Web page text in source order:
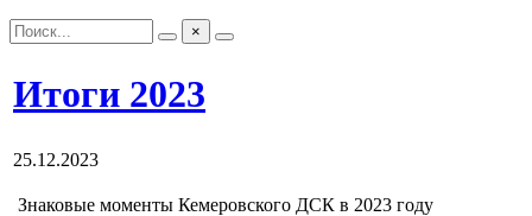
×
Итоги 2023
25.12.2023
Знаковые моменты Кемеровского ДСК в 2023 году